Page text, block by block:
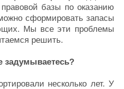
базы по оказанию
сформировать запасы
Мы все эти проблемы
решить.
задумываетесь?
несколько лет. У